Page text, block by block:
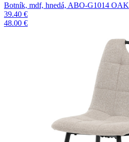
Botník, mdf, hnedá, ABO-G1014 OAK
39.40 €
48.00 €